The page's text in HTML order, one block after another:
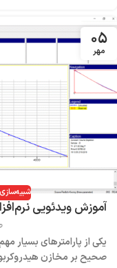
۰۵
مهر
یکی از پارامترهای بسیار